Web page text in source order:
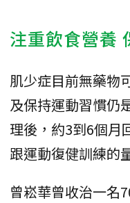
注重飲食營養
肌少症目前無藥物
及保持運動習慣仍
理後，約3到6個月
跟運動復健訓練的
曾崧華曾收治一名